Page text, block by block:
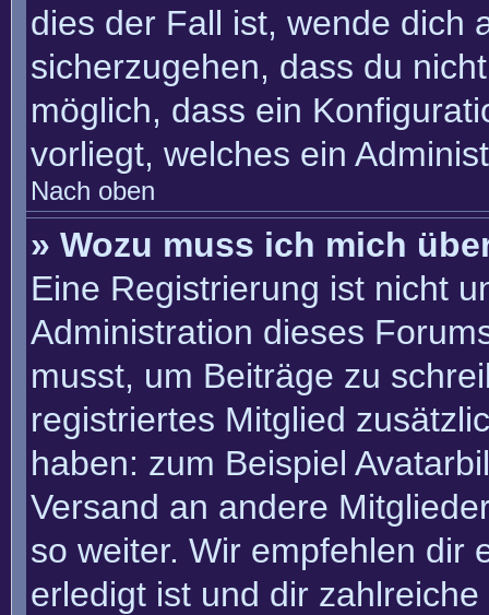
dies der Fall ist, wende dich
sicherzugehen, dass du
möglich, dass ein
vorliegt, welches ein
Nach oben
» Wozu muss ich mich
Eine Registrierung ist nicht
Administration dieses
musst, um Beiträge zu
registriertes Mitglied
haben: zum Beispiel
Versand an andere
so weiter. Wir empfehlen dir
erledigt ist und dir